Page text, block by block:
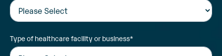
Type of healthcare facility or business*